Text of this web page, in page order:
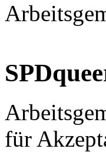
für